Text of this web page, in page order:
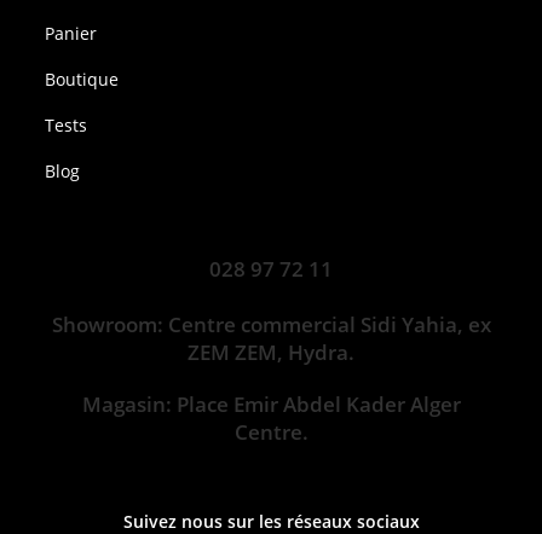
Panier
Boutique
Tests
Blog
028 97 72 11
Showroom: Centre commercial Sidi Yahia, ex
ZEM ZEM, Hydra.
Magasin: Place Emir Abdel Kader Alger
Centre.
Suivez nous sur les réseaux sociaux